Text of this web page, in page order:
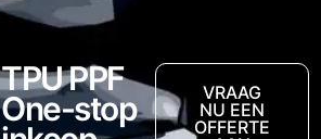
TPU PPF
One-stop
VRAAG
NU EEN
OFFERTE